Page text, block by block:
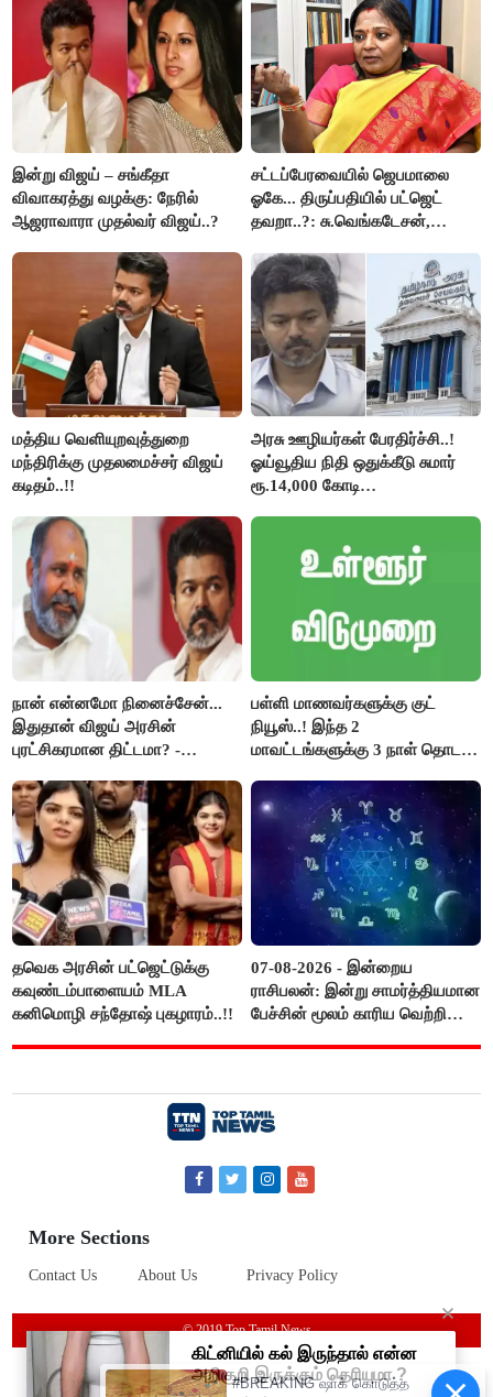
இன்று விஜய் – சங்கீதா
விவாகரத்து வழக்கு: நேரில்
ஆஜராவாரா முதல்வர் விஜய்..?
சட்டப்பேரவையில் ஜெபமாலை
ஓகே... திருப்பதியில் பட்ஜெட்
தவறா..?: சு.வெங்கடேசன்,
கேள்வி..!
மத்திய வெளியுறவுத்துறை
மந்திரிக்கு முதலமைச்சர் விஜய்
கடிதம்..!!
அரசு ஊழியர்கள் பேரதிர்ச்சி..!
ஓய்வூதிய நிதி ஒதுக்கீடு சுமார்
ரூ.14,000 கோடி
நான் என்னமோ நினைச்சேன்...
இதுதான் விஜய் அரசின்
புரட்சிகரமான திட்டமா? -
பள்ளி மாணவர்களுக்கு குட்
நியூஸ்..! இந்த 2
மாவட்டங்களுக்கு 3 நாள் தொடர்
தவெக அரசின் பட்ஜெட்டுக்கு
கவுண்டம்பாளையம் MLA
கனிமொழி சந்தோஷ் புகழாரம்..!!
07-08-2026 - இன்றைய
ராசிபலன்: இன்று சாமர்த்தியமான
பேச்சின் மூலம் காரிய வெற்றி
More Sections
Contact Us About Us Privacy Policy
© 2019 Top Tamil News
#BREAKING ஷாக் கொடுத்த